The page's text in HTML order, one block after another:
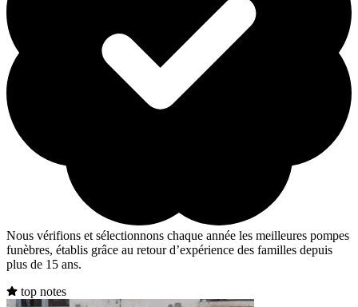
Nous vérifions et sélectionnons chaque année les meilleures pompes
funèbres, établis grâce au retour d’expérience des familles depuis
plus de 15 ans.
top notes